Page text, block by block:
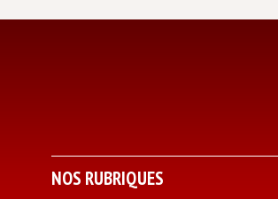
NOS RUBRIQUES